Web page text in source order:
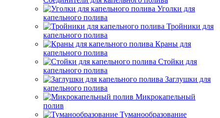
Уголки для
капельного полива
Тройники для
капельного полива
Краны для
капельного полива
Стойки для
капельного полива
Заглушки для
капельного полива
Микрокапельный
полив
Туманообразование